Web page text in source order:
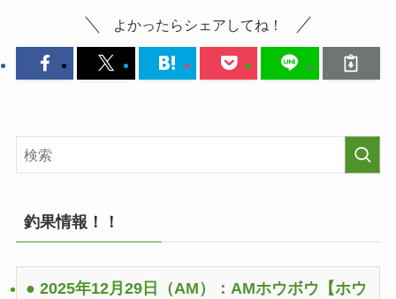
よかったらシェアしてね！
釣果情報！！
● 2025年12月29日（AM）：AMホウボウ 【ホウ